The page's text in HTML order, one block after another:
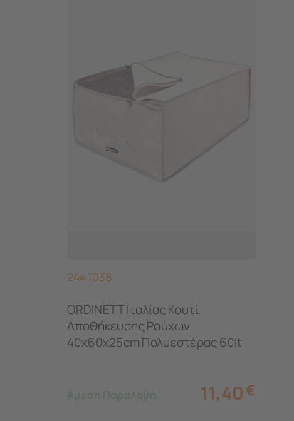
244.1038
ORDINETT Ιταλίας Κουτί
Αποθήκευσης Ρούχων
40x60x25cm Πολυεστέρας 60lt
Άμεση Παραλαβή 11,40€